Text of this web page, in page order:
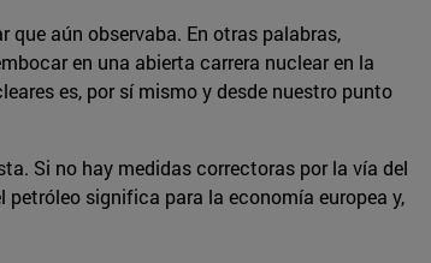
aún observaba. En otras palabras,
en una abierta carrera nuclear en la
es, por sí mismo y desde nuestro punto
Si no hay medidas correctoras por la vía del
significa para la economía europea y,